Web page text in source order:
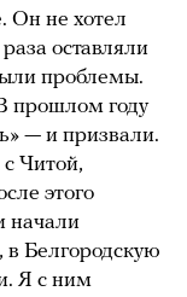
Он не хотел
оставляли
проблемы.
прошлом году
— и призвали.
Читой,
этого
начали
в Белгородскую
Я с ним